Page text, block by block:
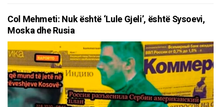
Col Mehmeti: Nuk është ‘Lule Gjeli’, është Sysoevi,
Moska dhe Rusia